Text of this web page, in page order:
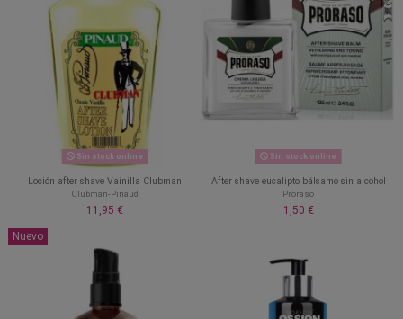
Sin stock online
Loción after shave Vainilla Clubman
Clubman-Pinaud
11,95 €
Sin stock online
After shave eucalipto bálsamo sin alcohol
Proraso
1,50 €
Nuevo